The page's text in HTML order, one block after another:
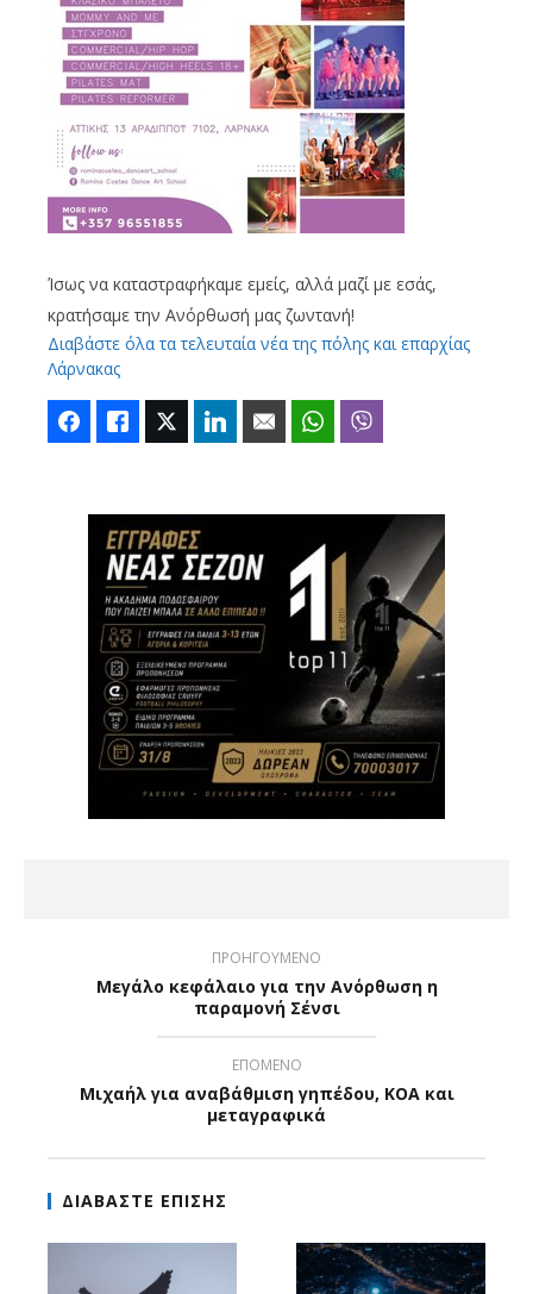
Ίσως να καταστραφήκαμε εμείς, αλλά μαζί με εσάς,
κρατήσαμε την Ανόρθωσή μας ζωντανή!
Διαβάστε όλα τα τελευταία νέα της πόλης και επαρχίας
Λάρνακας
FacebookLike Twitter LinkedIn Email WhatsApp
ΠΡΟΗΓΟΥΜΕΝΟ
Μεγάλο κεφάλαιο για την Ανόρθωση η
παραμονή Σένσι
ΕΠΟΜΕΝΟ
Μιχαήλ για αναβάθμιση γηπέδου, ΚΟΑ και
μεταγραφικά
ΔΙΑΒΑΣΤΕ ΕΠΙΣΗΣ